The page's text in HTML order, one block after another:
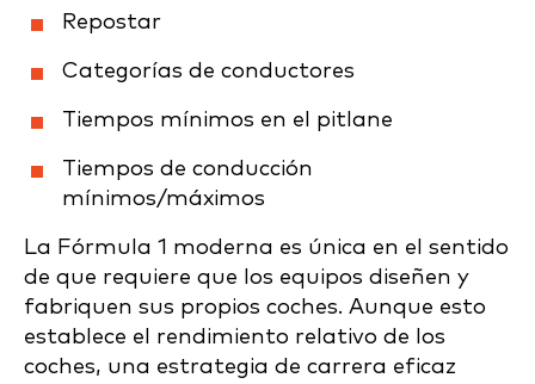
Repostar
Categorías de conductores
Tiempos mínimos en el pitlane
Tiempos de conducción
mínimos/máximos
La Fórmula 1 moderna es única en el sentido
de que requiere que los equipos diseñen y
fabriquen sus propios coches. Aunque esto
establece el rendimiento relativo de los
coches, una estrategia de carrera eficaz